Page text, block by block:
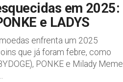
em 2025:
e LADYS
enfrenta um 2025
que já foram febre, como
PONKE e Milady Meme